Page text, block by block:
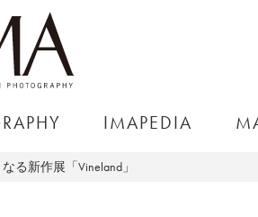
IMAPEDIA
る新作展「Vineland」